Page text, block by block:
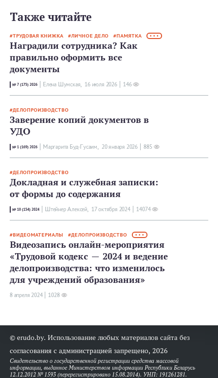
Также читайте
ТРУДОВАЯ КНИЖКА ЛИЧНОЕ ДЕЛО ПАМЯТКА • • •
Наградили сотрудника? Как
правильно оформить все
документы
№ 7 (175) 2026 Елена Шумская, 16 июля 2026 146
ДЕЛОПРОИЗВОДСТВО
Заверение копий документов в
УДО
№ 1 (169) 2026 Маргарита Буд-Гусаим, 20 января 2026 885
ДЕЛОПРОИЗВОДСТВО
Докладная и служебная записки:
от формы до содержания
№ 10 (154) 2024 Штейнер Алексей, 17 октября 2024 14074
ВИДЕОМАТЕРИАЛЫ ДЕЛОПРОИЗВОДСТВО • • •
Видеозапись онлайн-мероприятия
«Трудовой кодекс — 2024 и ведение
делопроизводства: что изменилось
для учреждений образования»
8 апреля 2024 1028
© erudo.by. Использование любых материалов сайта без
согласования с администрацией запрещено, 2026
Свидетельство о государственной регистрации средства массовой
информации, выданное Министерством информации Республики Беларусь
12.12.2012 № 1593 (перерегистрировано 15.08.2014). УНП: 191261281.